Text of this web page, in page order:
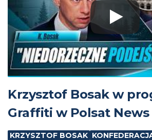
Krzysztof Bosak w
Graffiti w Polsat News
KRZYSZTOF BOSAK